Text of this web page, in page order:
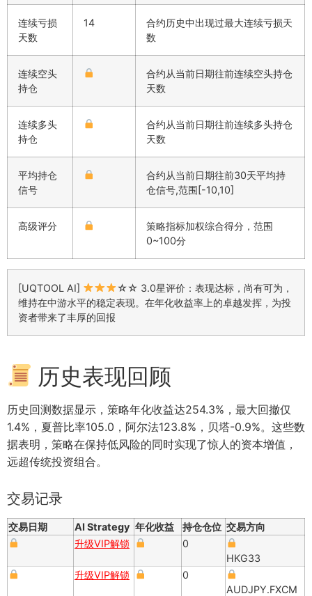
连续亏损
天数
14
合约历史中出现过最大连续亏损天
数
连续空头
持仓
合约从当前日期往前连续空头持仓
天数
连续多头
持仓
合约从当前日期往前连续多头持仓
天数
平均持仓
信号
合约从当前日期往前30天平均持
仓信号,范围[-10,10]
高级评分
策略指标加权综合得分，范围
0~100分
[UQTOOL AI]
☆☆ 3.0星评价：表现达标，尚有可为，
维持在中游水平的稳定表现。在年化收益率上的卓越发挥，为投
资者带来了丰厚的回报
历史表现回顾
历史回测数据显示，策略年化收益达254.3%，最大回撤仅
1.4%，夏普比率105.0，阿尔法123.8%，贝塔-0.9%。这些数
据表明，策略在保持低风险的同时实现了惊人的资本增值，
远超传统投资组合。
交易记录
交易日期 AI Strategy 年化收益 持仓仓位 交易方向
升级VIP解锁
0
HKG33
升级VIP解锁
0
AUDJPY.FXCM